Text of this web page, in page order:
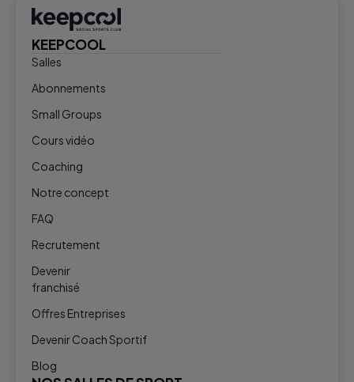
KEEPCOOL
Salles
Abonnements
Small Groups
Cours vidéo
Coaching
Notre concept
FAQ
Recrutement
Devenir
franchisé
Offres Entreprises
Devenir Coach Sportif
Blog